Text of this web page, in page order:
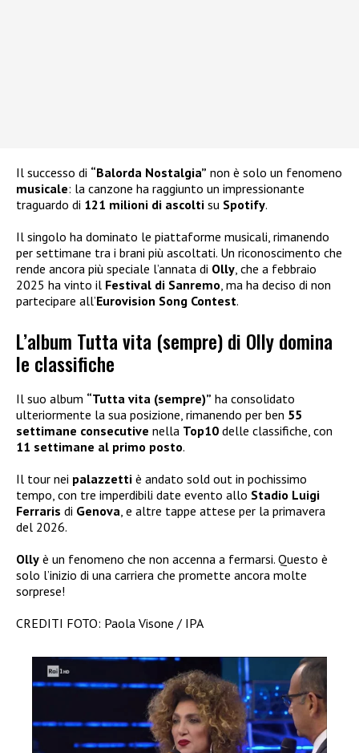
Il successo di “Balorda Nostalgia” non è solo un fenomeno
musicale: la canzone ha raggiunto un impressionante
traguardo di 121 milioni di ascolti su Spotify.
Il singolo ha dominato le piattaforme musicali, rimanendo
per settimane tra i brani più ascoltati. Un riconoscimento che
rende ancora più speciale l’annata di Olly , che a febbraio
2025 ha vinto il Festival di Sanremo , ma ha deciso di non
partecipare all’Eurovision Song Contest.
L’album Tutta vita (sempre) di Olly domina
le classifiche
Il suo album “Tutta vita (sempre)” ha consolidato
ulteriormente la sua posizione, rimanendo per ben 55
settimane consecutive nella Top10 delle classifiche, con
11 settimane al primo posto.
Il tour nei palazzetti è andato sold out in pochissimo
tempo, con tre imperdibili date evento allo Stadio Luigi
Ferraris di Genova, e altre tappe attese per la primavera
del 2026.
Olly è un fenomeno che non accenna a fermarsi. Questo è
solo l’inizio di una carriera che promette ancora molte
sorprese!
CREDITI FOTO: Paola Visone / IPA